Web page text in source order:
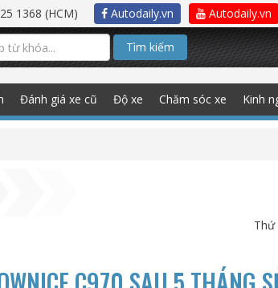
1368 (HCM) Autodaily.vn Autodaily.vn
Tìm kiếm
Đánh giá xe cũ Độ xe Chăm sóc xe Kinh
Thứ